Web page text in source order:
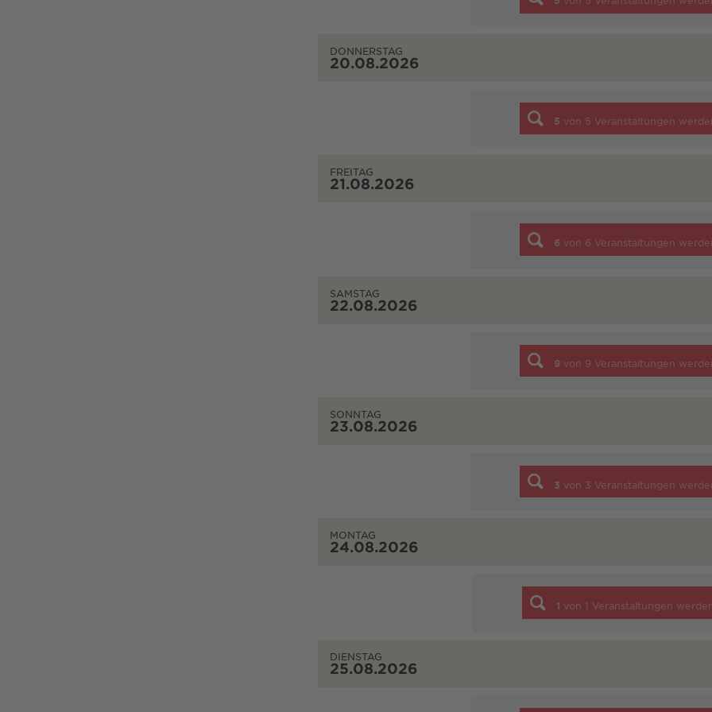
DONNERSTAG
20.08.2026
5 von 5 Veranstaltungen
FREITAG
21.08.2026
6 von 6 Veranstaltungen
SAMSTAG
22.08.2026
9 von 9 Veranstaltungen
SONNTAG
23.08.2026
3 von 3 Veranstaltungen
MONTAG
24.08.2026
1 von 1 Veranstaltungen
DIENSTAG
25.08.2026